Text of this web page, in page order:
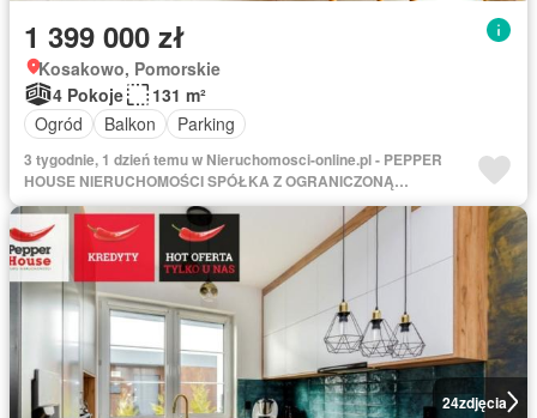
1 399 000 zł
Kosakowo, Pomorskie
4 Pokoje
131 m²
Ogród
Balkon Parking
3 tygodnie, 1 dzień temu w Nieruchomosci-online.pl - PEPPER
HOUSE NIERUCHOMOŚCI SPÓŁKA Z OGRANICZONĄ
ODPOWIEDZIALNOŚCIĄ
24zdjęcia